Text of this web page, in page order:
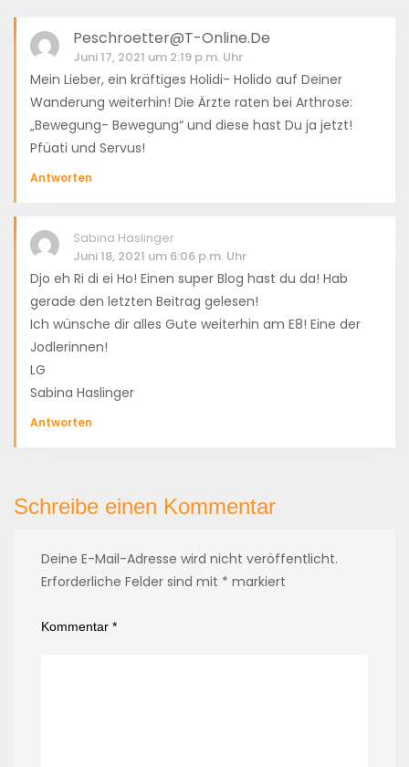
Peschroetter@t-Online.de
Juni 17, 2021 um 2:19 p.m. Uhr
Mein Lieber, ein kräftiges Holidi- Holido auf Deiner
Wanderung weiterhin! Die Ärzte raten bei Arthrose:
„Bewegung- Bewegung“ und diese hast Du ja jetzt!
Pfüati und Servus!
Antworten
Sabina Haslinger
Juni 18, 2021 um 6:06 p.m. Uhr
Djo eh Ri di ei Ho! Einen super Blog hast du da! Hab
gerade den letzten Beitrag gelesen!
Ich wünsche dir alles Gute weiterhin am E8! Eine der
Jodlerinnen!
LG
Sabina Haslinger
Antworten
Schreibe einen Kommentar
Deine E-Mail-Adresse wird nicht veröffentlicht.
Erforderliche Felder sind mit * markiert
Kommentar *